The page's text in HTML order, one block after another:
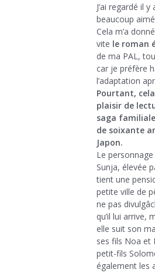
J’ai regardé il
beaucoup
Cela m’a
vite le roman
de ma PAL,
car je préfère
l’adaptation
Pourtant,
plaisir de
saga
de soixante
Japon.
Le
Sunja, élevée
tient une
petite ville de
ne pas
qu’il lui arrive,
elle suit son
ses fils Noa et
petit-fils
également les